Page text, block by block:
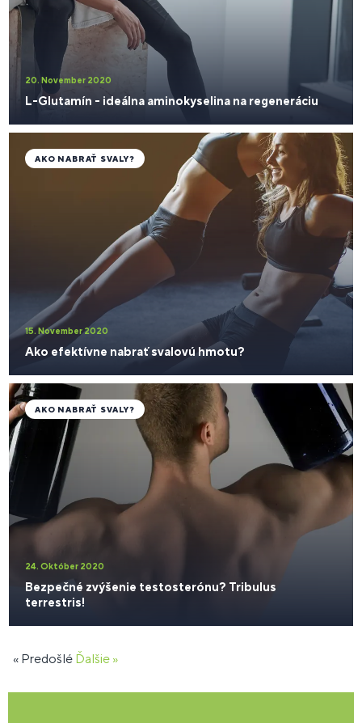
20. November 2020
L-Glutamín - ideálna aminokyselina na regeneráciu
15. November 2020
Ako efektívne nabrať svalovú hmotu?
AKO NABRAŤ SVALY?
24. Október 2020
Bezpečné zvýšenie testosterónu? Tribulus
terrestris!
AKO NABRAŤ SVALY?
« Predošlé Ďalšie »